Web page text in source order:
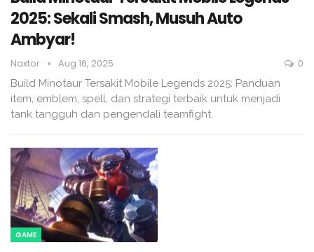
2025: Sekali Smash, Musuh Auto
Ambyar!
Naxtor Aug 16, 2025 0
Build Minotaur Tersakit Mobile Legends 2025: Panduan
item, emblem, spell, dan strategi terbaik untuk menjadi
tank tangguh dan pengendali teamfight.
GAME